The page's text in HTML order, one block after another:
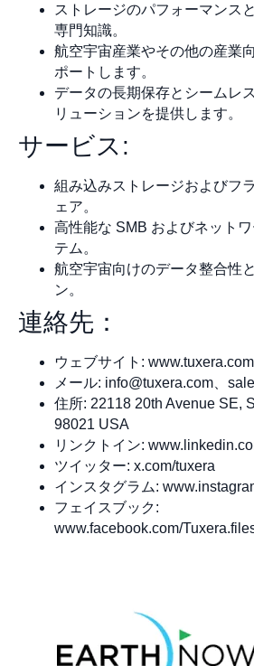
ストレージのパフォーマンス
専門知識。
航空宇宙産業やその他の産業
ポートします。
データの長期保存とシームレ
リューションを提供します。
サービス:
組み込みストレージおよびフ
ェア。
高性能な SMB およびネット
テム。
航空宇宙向けのデータ整合性
ン。
連絡先：
ウェブサイト: www.tuxera.com
メール: info@tuxera.com
住所: 22118 20th Avenue SE,
98021 USA
リンクトイン:
ツイッター: x.com/tuxera
インスタグラム:
フェイスブック:
www.facebook.com/